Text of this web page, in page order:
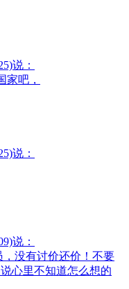
说：
家吧，
说：
说：
没有讨价还价！不要
心里不知道怎么想的